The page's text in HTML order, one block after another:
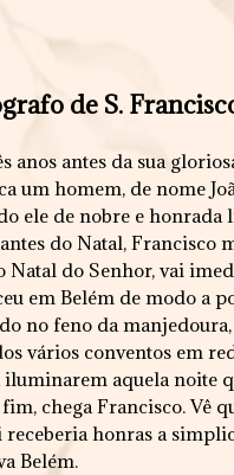
de S.
antes da sua
um homem, de nome
ele de nobre e honrada
do Natal, Francisco
do Senhor, vai
em Belém de modo a
no feno da
vários conventos em
aquela noite
chega Francisco. Vê
honras a
Belém.